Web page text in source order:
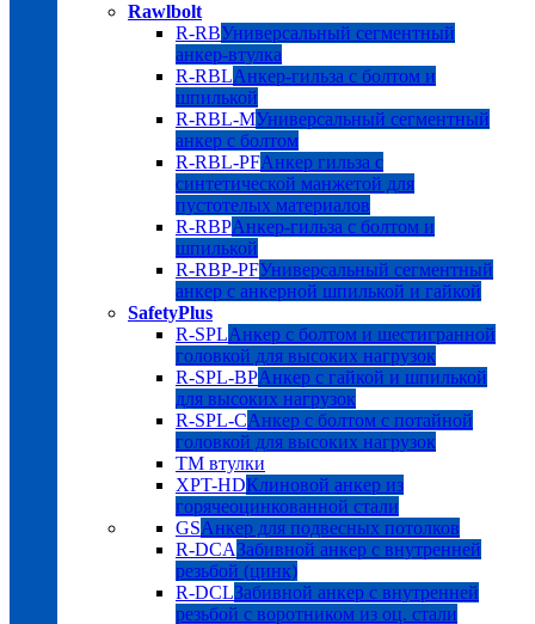
Rawlbolt
R-RBУниверсальный сегментный
анкер-втулка
R-RBLАнкер-гильза с болтом и
шпилькой
R-RBL-MУниверсальный сегментный
анкер с болтом
R-RBL-PFАнкер гильза с
синтетической манжетой для
пустотелых материалов
R-RBPАнкер-гильза с болтом и
шпилькой
R-RBP-PFУниверсальный сегментный
анкер с анкерной шпилькой и гайкой
SafetyPlus
R-SPLАнкер с болтом и шестигранной
головкой для высоких нагрузок
R-SPL-BPАнкер с гайкой и шпилькой
для высоких нагрузок
R-SPL-CАнкер с болтом с потайной
головкой для высоких нагрузок
TM втулки
XPT-HDКлиновой анкер из
горячеоцинкованной стали
GSАнкер для подвесных потолков
R-DCAЗабивной анкер с внутренней
резьбой (цинк)
R-DCLЗабивной анкер с внутренней
резьбой с воротником из оц. стали